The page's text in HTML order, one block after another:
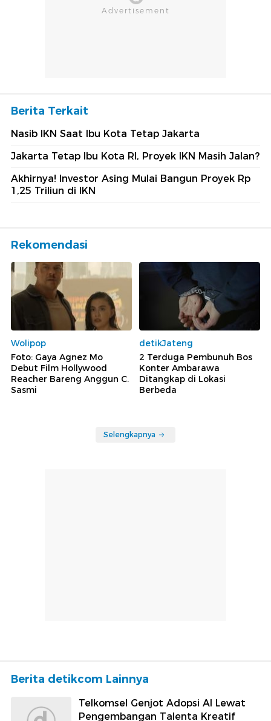
Berita Terkait
Nasib IKN Saat Ibu Kota Tetap Jakarta
Jakarta Tetap Ibu Kota RI, Proyek IKN Masih Jalan?
Akhirnya! Investor Asing Mulai Bangun Proyek Rp
1,25 Triliun di IKN
Rekomendasi
Wolipop
Foto: Gaya Agnez Mo
Debut Film Hollywood
Reacher Bareng Anggun C.
Sasmi
detikJateng
2 Terduga Pembunuh Bos
Konter Ambarawa
Ditangkap di Lokasi
Berbeda
Selengkapnya
Berita detikcom Lainnya
Telkomsel Genjot Adopsi AI Lewat
Pengembangan Talenta Kreatif